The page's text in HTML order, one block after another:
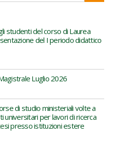
studenti del corso di Laurea
del I periodo didattico
Luglio 2026
di studio ministeriali volte a
universitari per lavori di ricerca
presso istituzioni estere